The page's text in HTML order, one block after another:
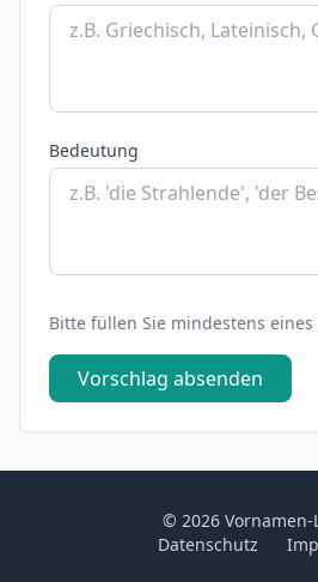
Bedeutung
Bitte füllen Sie mindestens eines
Vorschlag absenden
© 2026 Vornamen-
Datenschutz